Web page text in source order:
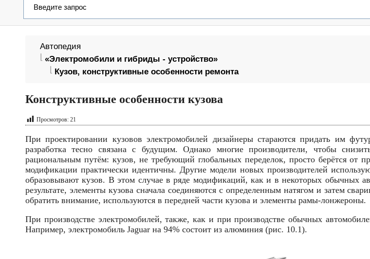
Автопедия
«Электромобили и гибриды - устройство»
Кузов, конструктивные особенности ремонта
Конструктивные особенности кузова
Просмотров: 21
При проектировании кузовов электромобилей дизайнеры стараются придать им
разработка тесно связана с будущим. Однако многие производители, чтобы
рациональным путём: кузов, не требующий глобальных переделок, просто берётся от
модификации практически идентичны. Другие модели новых производителей
образовывают кузов. В этом случае в ряде модификаций, как и в некоторых обычных
результате, элементы кузова сначала соединяются с определенным натягом и затем
обратить внимание, используются в передней части кузова и элементы рамы-лонжероны.
При производстве электромобилей, также, как и при производстве обычных
Например, электромобиль Jaguar на 94% состоит из алюминия (рис. 10.1).